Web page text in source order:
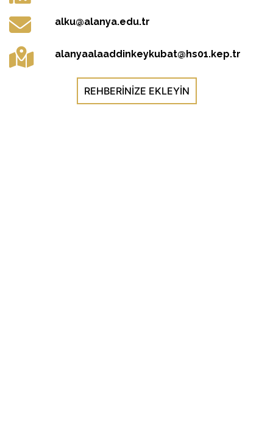
alku@alanya.edu.tr
alanyaalaaddinkeykubat@hs01.kep.tr
REHBERINIZE EKLEYIN